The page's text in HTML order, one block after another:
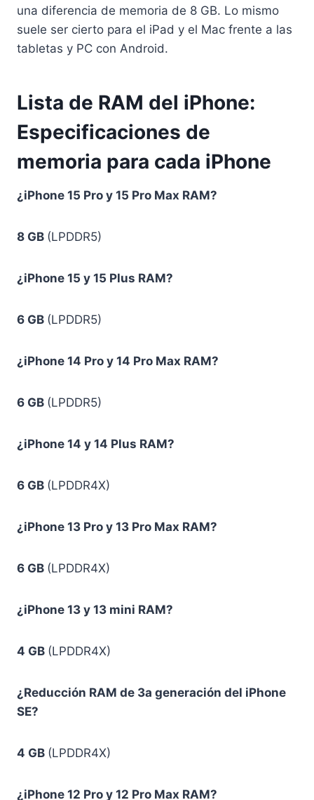
una diferencia de memoria de 8 GB. Lo mismo
suele ser cierto para el iPad y el Mac frente a las
tabletas y PC con Android.
Lista de RAM del iPhone:
Especificaciones de
memoria para cada iPhone
¿iPhone 15 Pro y 15 Pro Max RAM?
8 GB (LPDDR5)
¿iPhone 15 y 15 Plus RAM?
6 GB (LPDDR5)
¿iPhone 14 Pro y 14 Pro Max RAM?
6 GB (LPDDR5)
¿iPhone 14 y 14 Plus RAM?
6 GB (LPDDR4X)
¿iPhone 13 Pro y 13 Pro Max RAM?
6 GB (LPDDR4X)
¿iPhone 13 y 13 mini RAM?
4 GB (LPDDR4X)
¿Reducción RAM de 3a generación del iPhone
SE?
4 GB (LPDDR4X)
¿iPhone 12 Pro y 12 Pro Max RAM?